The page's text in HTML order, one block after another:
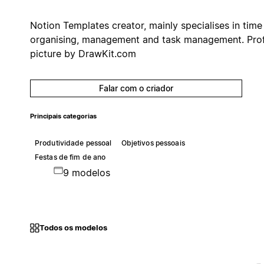
Notion Templates creator, mainly specialises in time
organising, management and task management.
picture by DrawKit.com
Falar com o criador
Principais categorias
Produtividade pessoal
Objetivos pessoais
Festas de fim de ano
9 modelos
Todos os modelos